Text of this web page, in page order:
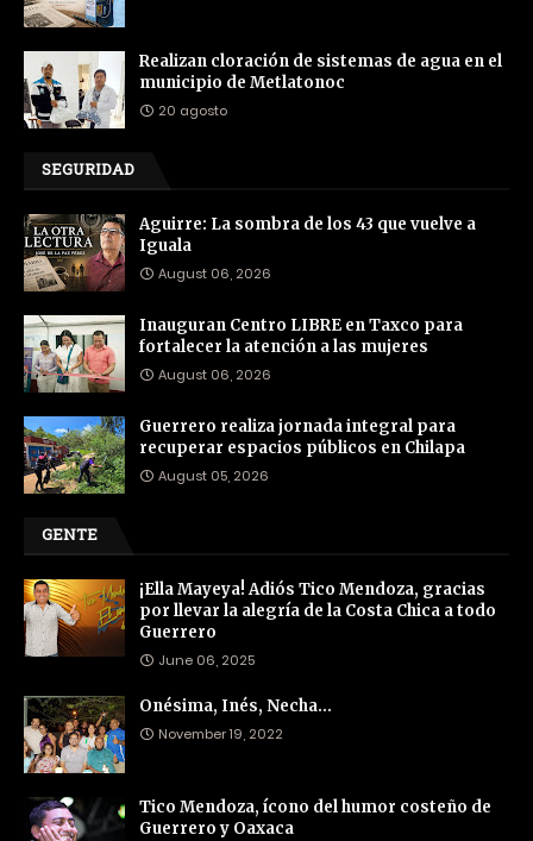
Realizan cloración de sistemas de agua en el
municipio de Metlatonoc
20 agosto
SEGURIDAD
Aguirre: La sombra de los 43 que vuelve a
Iguala
August 06, 2026
Inauguran Centro LIBRE en Taxco para
fortalecer la atención a las mujeres
August 06, 2026
Guerrero realiza jornada integral para
recuperar espacios públicos en Chilapa
August 05, 2026
GENTE
¡Ella Mayeya! Adiós Tico Mendoza, gracias
por llevar la alegría de la Costa Chica a todo
Guerrero
June 06, 2025
Onésima, Inés, Necha…
November 19, 2022
Tico Mendoza, ícono del humor costeño de
Guerrero y Oaxaca